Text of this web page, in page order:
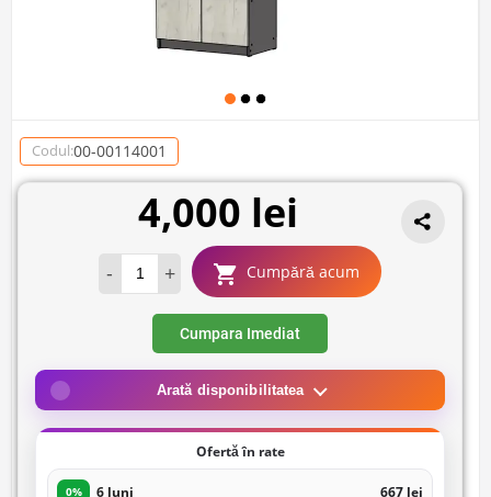
Codul:00-00114001
4,000 lei
- + Cumpără acum
Cumpara Imediat
Arată disponibilitatea
Ofertă în rate
0% 6 luni 667 lei